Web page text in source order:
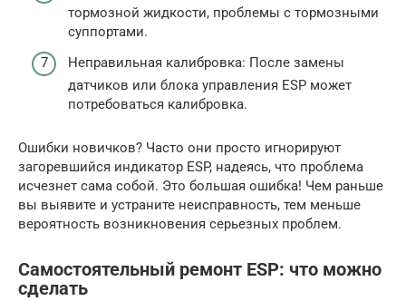
тормозной жидкости, проблемы с тормозными
суппортами.
Неправильная калибровка: После замены
датчиков или блока управления ESP может
потребоваться калибровка.
Ошибки новичков? Часто они просто игнорируют
загоревшийся индикатор ESP, надеясь, что проблема
исчезнет сама собой. Это большая ошибка! Чем раньше
вы выявите и устраните неисправность, тем меньше
вероятность возникновения серьезных проблем.
Самостоятельный ремонт ESP: что можно
сделать